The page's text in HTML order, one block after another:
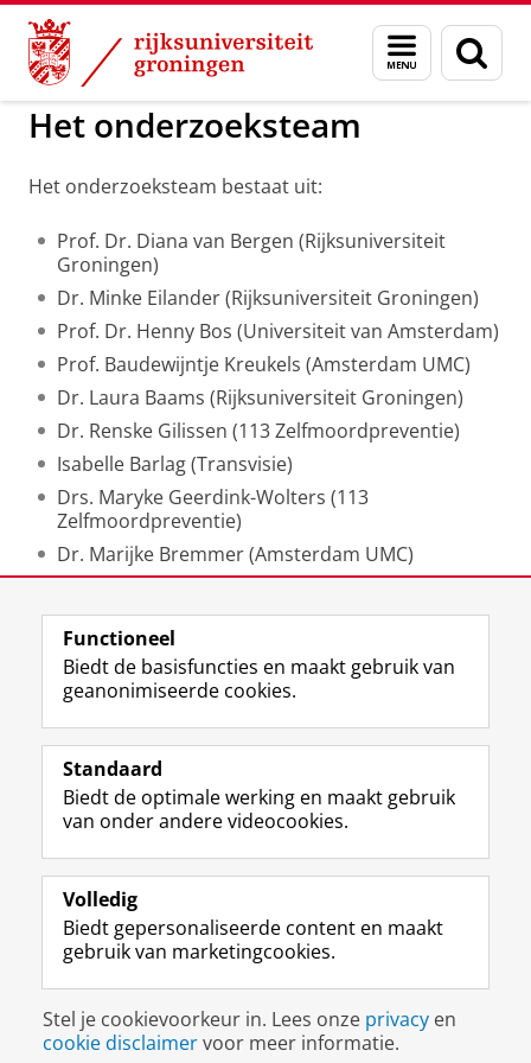
Skip
Content
Skip
Navigation
Menu
en
zoeken
GMW Trans jongeren onderzoek
Het onderzoeksteam
Het onderzoeksteam bestaat uit:
Prof. Dr. Diana van Bergen (Rijksuniversiteit
Groningen)
Dr. Minke Eilander (Rijksuniversiteit Groningen)
Prof. Dr. Henny Bos (Universiteit van Amsterdam)
Prof. Baudewijntje Kreukels (Amsterdam UMC)
Dr. Laura Baams (Rijksuniversiteit Groningen)
Dr. Renske Gilissen (113 Zelfmoordpreventie)
Isabelle Barlag (Transvisie)
Drs. Maryke Geerdink-Wolters (113
Zelfmoordpreventie)
Dr. Marijke Bremmer (Amsterdam UMC)
Laatst gewijzigd: 27 januari 2025 08:41
Volg de RUG
F
a
e
b
o
p
a
i
n
a
L
i
k
e
I
-
p
g
i
n
R
S
-
f
e
R
k
s
u
I
n
t
r
m
c
c
o
Y
o
T
e
k
a
a
Studiekiezers
Alumni
Over ons
Disclaimer & Copyright
Inloggen
Functioneel
Biedt de basisfuncties en maakt gebruik van
geanonimiseerde cookies.
Standaard
Biedt de optimale werking en maakt gebruik
van onder andere videocookies.
Volledig
Biedt gepersonaliseerde content en maakt
gebruik van marketingcookies.
Stel je cookievoorkeur in. Lees onze privacy en
cookie disclaimervoor meer informatie.